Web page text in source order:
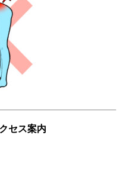
セス案内